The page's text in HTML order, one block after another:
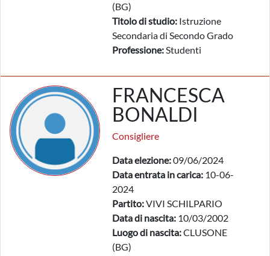
(BG)
Titolo di studio: Istruzione
Secondaria di Secondo Grado
Professione:Studenti
FRANCESCA
BONALDI
Consigliere
Data elezione:09/06/2024
Data entrata in carica: 10-06-
2024
Partito:VIVI SCHILPARIO
Data di nascita: 10/03/2002
Luogo di nascita:CLUSONE
(BG)